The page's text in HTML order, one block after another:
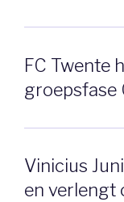
FC Twente
groepsfase
Vinicius
en verlengt